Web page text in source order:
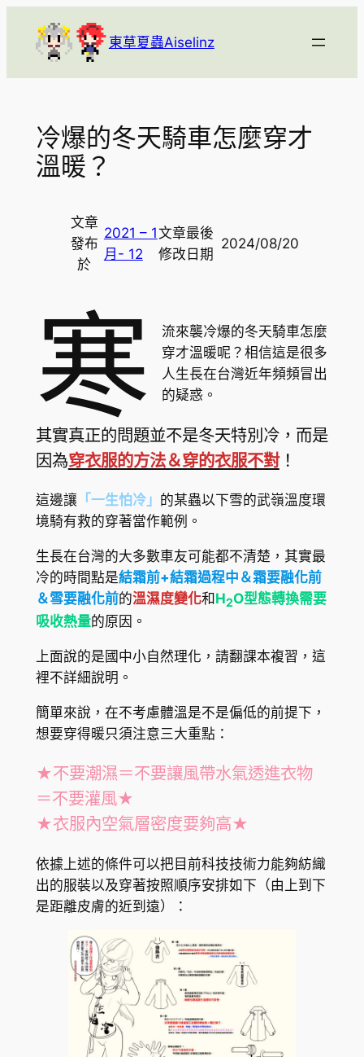
要
東草夏蟲Aiselinz
冷爆的冬天騎車怎麼穿才
溫暖？
文章
發布
於
2021 – 1
月- 12
文章最後
修改日期
2024/08/20
寒
流來襲冷爆的冬天騎車怎麼
穿才溫暖呢？相信這是很多
人生長在台灣近年頻頻冒出
的疑惑。
其實真正的問題並不是冬天特別冷，而是
因為穿衣服的方法＆穿的衣服不對！
這邊讓 「一生怕冷」 的某蟲以下雪的武嶺溫度環
境騎有救的穿著當作範例。
生長在台灣的大多數車友可能都不清楚，其實最
冷的時間點是結霜前+結霜過程中＆霜要融化前
＆雪要融化前的溫濕度變化和H2O型態轉換需要
吸收熱量的原因。
上面說的是國中小自然理化，請翻課本複習，這
裡不詳細說明。
簡單來說，在不考慮體溫是不是偏低的前提下，
想要穿得暖只須注意三大重點：
★不要潮濕＝不要讓風帶水氣透進衣物
＝不要灌風★
★衣服內空氣層密度要夠高★
依據上述的條件可以把目前科技技術力能夠紡織
出的服裝以及穿著按照順序安排如下（由上到下
是距離皮膚的近到遠）：